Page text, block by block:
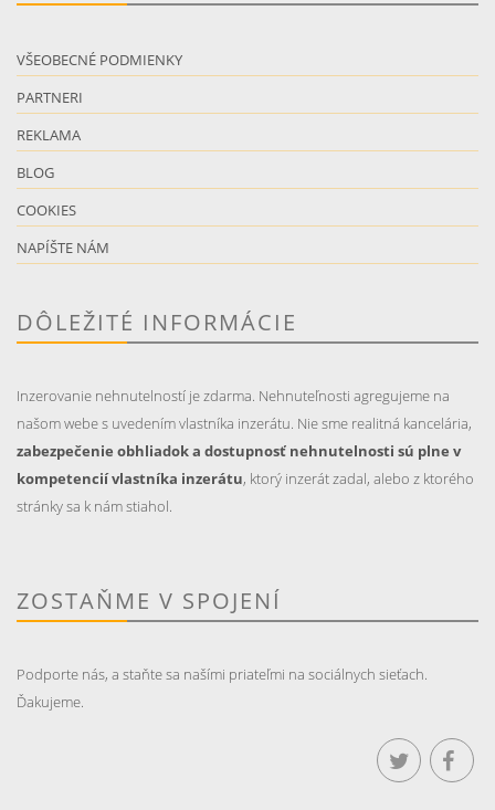
VŠEOBECNÉ PODMIENKY
PARTNERI
REKLAMA
BLOG
COOKIES
NAPÍŠTE NÁM
DÔLEŽITÉ INFORMÁCIE
Inzerovanie nehnutelností je zdarma. Nehnuteľnosti agregujeme na
našom webe s uvedením vlastníka inzerátu. Nie sme realitná kancelária,
zabezpečenie obhliadok a dostupnosť nehnutelnosti sú plne v
kompetencií vlastníka inzerátu, ktorý inzerát zadal, alebo z ktorého
stránky sa k nám stiahol.
ZOSTAŇME V SPOJENÍ
Podporte nás, a staňte sa našími priateľmi na sociálnych sieťach.
Ďakujeme.